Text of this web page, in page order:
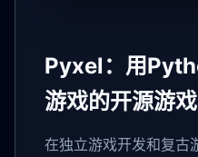
Pyxel：用
游戏的开源游
在独立游戏开发和复古